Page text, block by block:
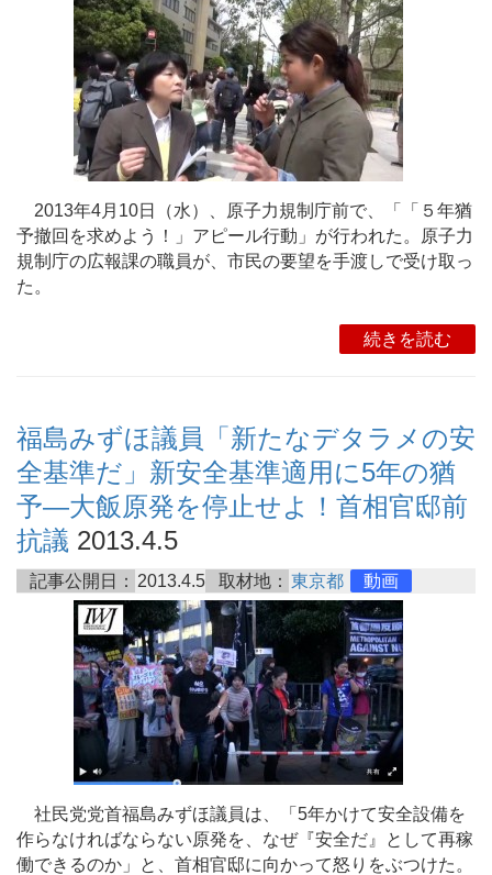
2013年4月10日（水）、原子力規制庁前で、「「５年猶
予撤回を求めよう！」アピール行動」が行われた。原子力
規制庁の広報課の職員が、市民の要望を手渡しで受け取っ
た。
続きを読む
福島みずほ議員「新たなデタラメの安
全基準だ」新安全基準適用に5年の猶
予―大飯原発を停止せよ！首相官邸前
抗議 2013.4.5
記事公開日： 2013.4.5 取材地： 東京都 動画
社民党党首福島みずほ議員は、「5年かけて安全設備を
作らなければならない原発を、なぜ『安全だ』として再稼
働できるのか」と、首相官邸に向かって怒りをぶつけた。